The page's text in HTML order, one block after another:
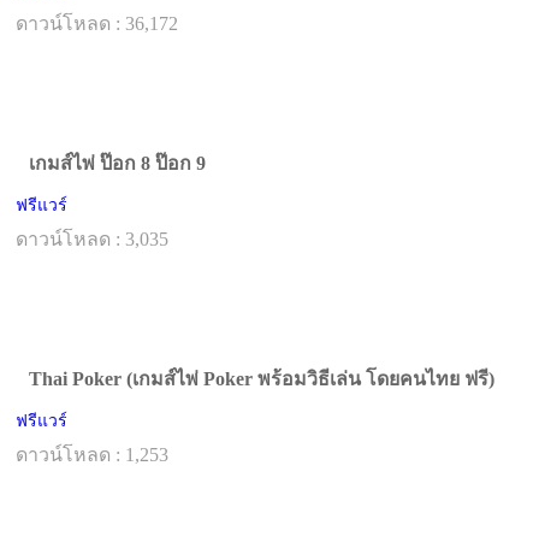
ดาวน์โหลด : 36,172
เกมส์ไพ่ ป๊อก 8 ป๊อก 9
ฟรีแวร์
ดาวน์โหลด : 3,035
Thai Poker (เกมส์ไพ่ Poker พร้อมวิธีเล่น โดยคนไทย ฟรี)
ฟรีแวร์
ดาวน์โหลด : 1,253